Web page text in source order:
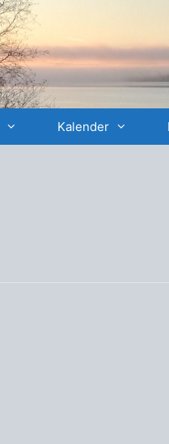
Kalender